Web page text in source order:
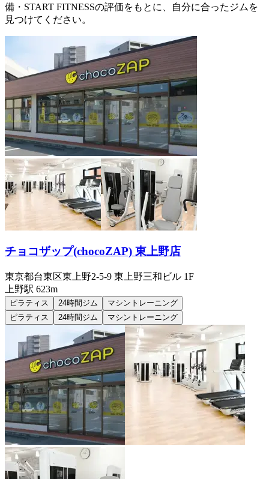
備・START FITNESSの評価をもとに、自分に合ったジムを
見つけてください。
チョコザップ(chocoZAP) 東上野店
東京都台東区東上野2-5-9 東上野三和ビル 1F
上野駅 623m
ピラティス 24時間ジム
マシントレーニング
ピラティス
24時間ジム マシントレーニング